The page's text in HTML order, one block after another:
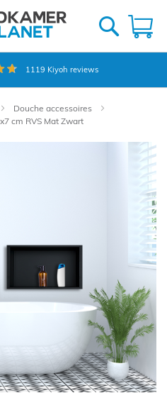
1119 Kiyoh reviews
Douche accessoires
cm RVS Mat Zwart